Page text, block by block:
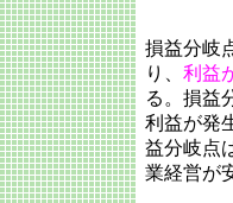
損益分岐
り、 利益
る。損益
利益が発
益分岐点
業経営が